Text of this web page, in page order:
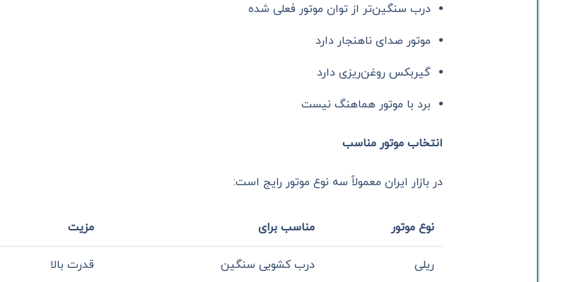
درب سنگین‌تر از توان موتور فعلی شده
موتور صدای ناهنجار دارد
گیربکس روغن‌ریزی دارد
برد با موتور هماهنگ نیست
انتخاب موتور مناسب
در بازار ایران معمولاً سه نوع موتور رایج است:
نوع موتور مناسب برای مزیت
ریلی درب کشویی سنگین قدرت بالا